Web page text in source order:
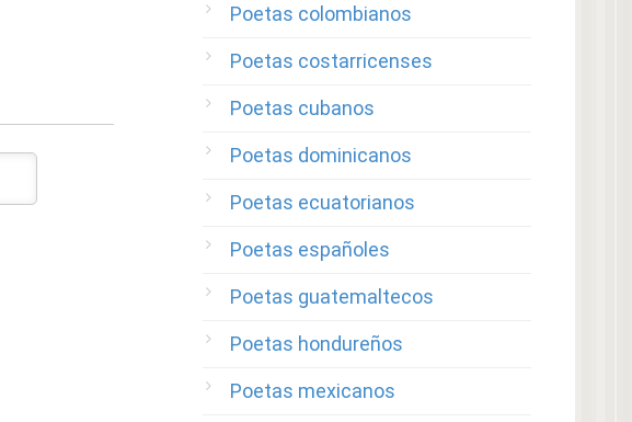
Poetas colombianos
Poetas costarricenses
Poetas cubanos
Poetas dominicanos
Poetas ecuatorianos
Poetas españoles
Poetas guatemaltecos
Poetas hondureños
Poetas mexicanos